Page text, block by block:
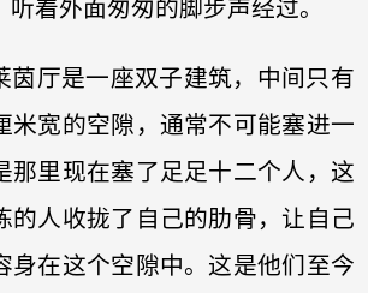
着外面匆匆的脚步声经过。
茵厅是一座双子建筑，中间只有
米宽的空隙，通常不可能塞进一
那里现在塞了足足十二个人，这
的人收拢了自己的肋骨，让自己
身在这个空隙中。这是他们至今